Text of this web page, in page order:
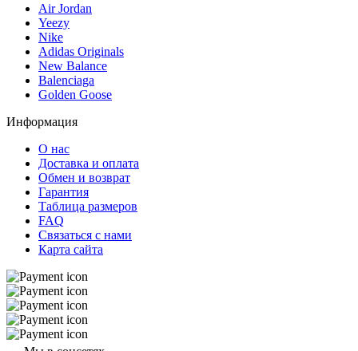
Air Jordan
Yeezy
Nike
Adidas Originals
New Balance
Balenciaga
Golden Goose
Информация
О нас
Доставка и оплата
Обмен и возврат
Гарантия
Таблица размеров
FAQ
Связаться с нами
Карта сайта